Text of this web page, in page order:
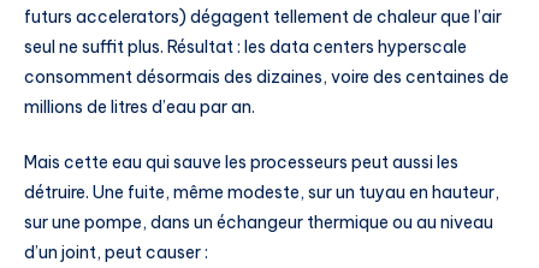
futurs accelerators) dégagent tellement de chaleur que l’air
seul ne suffit plus. Résultat : les data centers hyperscale
consomment désormais des dizaines, voire des centaines de
millions de litres d’eau par an.
Mais cette eau qui sauve les processeurs peut aussi les
détruire. Une fuite, même modeste, sur un tuyau en hauteur,
sur une pompe, dans un échangeur thermique ou au niveau
d’un joint, peut causer :